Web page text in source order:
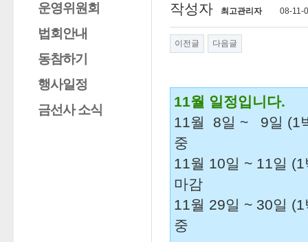
운영위원회
법회안내
동참하기
행사일정
금선사 소식
작성자 최고관리자 08-11-
이전글 다음글
11월 일정입니다.
11월 8일 ~ 9일 (1
중
11월 10일 ~ 11일
마감
11월 29일 ~ 30일
중